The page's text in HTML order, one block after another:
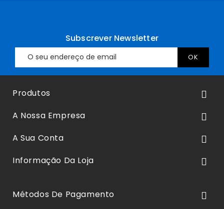
Subscrever Newsletter
Produtos 
A Nossa Empresa 
A Sua Conta 
Informação Da Loja 
Métodos De Pagamento 